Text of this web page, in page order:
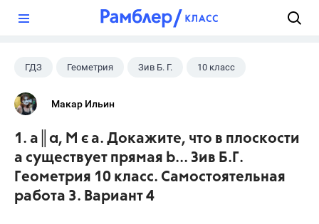
ГДЗ Геометрия Зив Б. Г. 10 класс
Макар Ильин
1. а║α, М є а. Докажите, что в плоскости
а существует прямая b... Зив Б.Г.
Геометрия 10 класс. Самостоятельная
работа 3. Вариант 4